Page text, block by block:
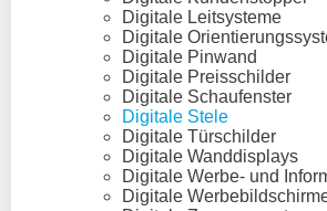
Digitale Leitsysteme
Digitale
Digitale Pinwand
Digitale Preisschilder
Digitale Schaufenster
Digitale Stele
Digitale Türschilder
Digitale Wanddisplays
Digitale Werbe- und
Digitale